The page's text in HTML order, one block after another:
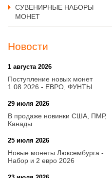
СУВЕНИРНЫЕ НАБОРЫ
МОНЕТ
Новости
1 августа 2026
Поступление новых монет
1.08.2026 - ЕВРО, ФУНТЫ
29 июля 2026
В продаже новинки США, ПМР,
Канады
25 июля 2026
Новые монеты Люксембурга -
Набор и 2 евро 2026